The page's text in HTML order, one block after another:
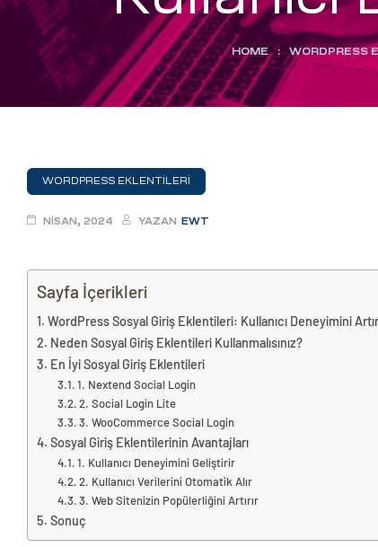
Aday
HOME : WORDPRESS
WORDPRESS EKLENTILERI
NISAN, 2024 YAZAN EWT
Sayfa İçerikleri
WordPress Sosyal Giriş Eklentileri: Kullanıcı Deneyimini
Neden Sosyal Giriş Eklentileri Kullanmalısınız?
En İyi Sosyal Giriş Eklentileri
1. Nextend Social Login
2. Social Login Lite
3. WooCommerce Social Login
Sosyal Giriş Eklentilerinin Avantajları
1. Kullanıcı Deneyimini Geliştirir
2. Kullanıcı Verilerini Otomatik Alır
3. Web Sitenizin Popülerliğini Artırır
Sonuç